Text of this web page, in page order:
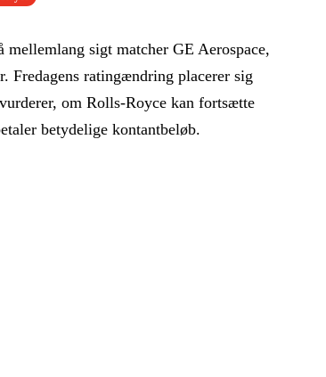
sigt matcher GE Aerospace,
Fredagens ratingændring placerer sig
om Rolls-Royce kan fortsætte
betydelige kontantbeløb.